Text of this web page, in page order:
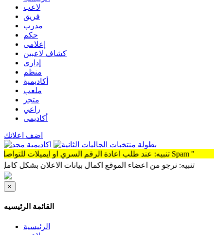
لاعب
فريق
مدرب
حكم
إعلامى
كشاف لاعبين
إدارى
منظم
أكاديمية
ملعب
متجر
راعي
أكاديمى
اضف اعلانك
تنبيه: عند طلب اعادة الرقم السري او ايميلات للتواصل سوف توجد الرساله Spam "
تنبيه: نرجو من اعضاء الموقع اكمال بيانات الاعلان بشكل كامل
×
القائمة الرئيسيه
الرئيسية